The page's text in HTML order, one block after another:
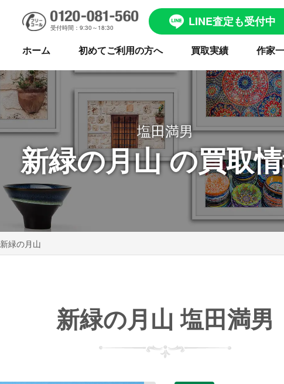
受付時間：9:30～18:30 LINE査定も受付中
ホーム 初めてご利用の方へ 買取実績 作家
塩田満男
新緑の月山 の買取
新緑の月山
新緑の月山 塩田満男